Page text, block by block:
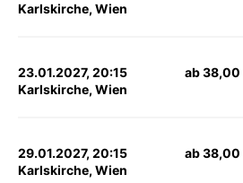
Karlskirche, Wien
23.01.2027, 20:15
Karlskirche, Wien
ab 38,00
29.01.2027, 20:15
Karlskirche, Wien
ab 38,00